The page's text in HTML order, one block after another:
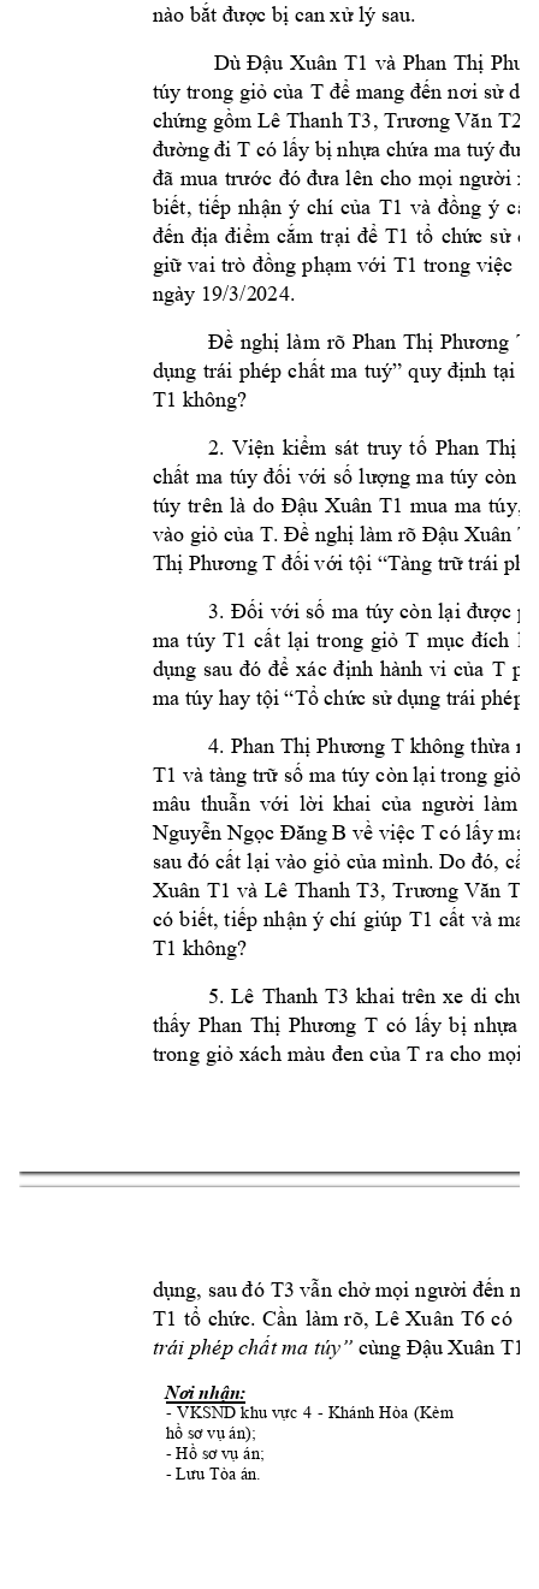
no bắt được bị can xử lý sau.
Dù Đậu Xuân T1 và Phan Thị
túy trong giỏ của T để mang đến nơi sử
chứng gồm Lê Thanh T3, Trương Văn T2
đường đi T có lấy bị nhựa chứa ma tuý
đã mua trước đó đưa lên cho mọi người
biết, tiếp nhận ý chí của T1 v đồng ý cất
đến địa điểm cắm trại để T1 tổ chức sử
giữ vai trò đồng phạm với T1 trong việc
ngày 19/3/2024.
Đề nghị lm rõ Phan Thị Phương T
dụng trái phép chất ma tuý” quy định tại
T1 không?
2. Viện kiểm sát truy tố Phan Thị
chất ma túy đối với số lượng ma túy còn
túy trên là do Đậu Xuân T1 mua ma túy,
vo giỏ của T. Đề nghị lm rõ Đậu Xuân
Thị Phương T đối với tội “Tng trữ trái phé
3. Đối với số ma túy còn lại được
ma túy T1 cất lại trong giỏ T mục đích
dụng sau đó để xác định hnh vi của T
ma túy hay tội “Tổ chức sử dụng trái phép
4. Phan Thị Phương T không thừa
T1 v tng trữ số ma túy còn lại trong giỏ
mâu thuẫn với lời khai của người lm
Nguyễn Ngọc Đăng B về việc T có lấy ma
sau đó cất lại vo giỏ của mình. Do đó,
Xuân T1 và Lê Thanh T3, Trương Văn T2
có biết, tiếp nhận ý chí giúp T1 cất v
T1 không?
5. Lê Thanh T3 khai trên xe di
thấy Phan Thị Phương T có lấy bị nhựa
trong giỏ xách mu đen của T ra cho mọi
dụng, sau đó T3 vẫn chở mọi người đến
T1 tổ chức. Cần lm rõ, Lê Xuân T6 có
trái phép chất ma túy” cùng Đậu Xuân T1
Nơi nhận:
- VKSND khu vực 4 - Khánh Hòa (Kèm
hồ sơ vụ án);
- Hồ sơ vụ án;
- Lưu Tòa án.